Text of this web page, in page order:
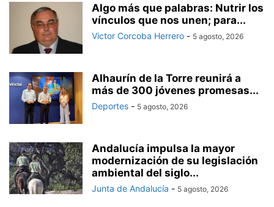
Algo más que palabras: Nutrir los
vínculos que nos unen; para...
Victor Corcoba Herrero - 5 agosto, 2026
Alhaurín de la Torre reunirá a
más de 300 jóvenes promesas...
Deportes - 5 agosto, 2026
Andalucía impulsa la mayor
modernización de su legislación
ambiental del siglo...
Junta de Andalucía - 5 agosto, 2026